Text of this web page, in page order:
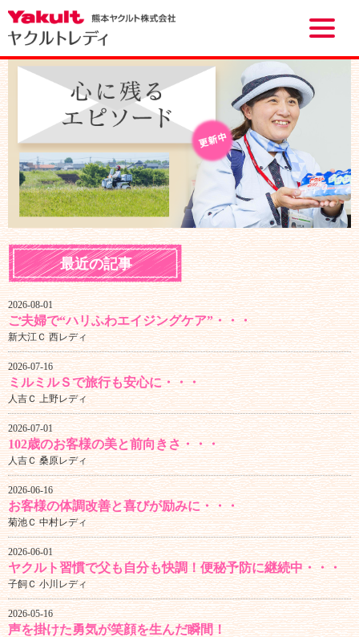
Toggle
最近の記事
2026-08-01
ご夫婦で“ハリふわエイジングケア”・・・
新大江Ｃ 西レディ
2026-07-16
ミルミルＳで旅行も安心に・・・
人吉Ｃ 上野レディ
2026-07-01
102歳のお客様の美と前向きさ・・・
人吉Ｃ 桑原レディ
2026-06-16
お客様の体調改善と喜びが励みに・・・
菊池Ｃ 中村レディ
2026-06-01
ヤクルト習慣で父も自分も快調！便秘予防に継続中・・・
子飼Ｃ 小川レディ
2026-05-16
声を掛けた勇気が笑顔を生んだ瞬間！